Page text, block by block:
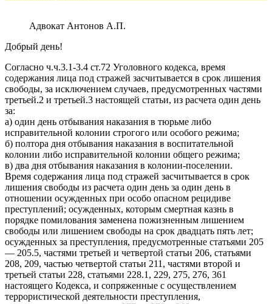
Адвокат Антонов А.П.
Добрый день!
Согласно ч.ч.3.1-3.4 ст.72 Уголовного кодекса, время
содержания лица под стражей засчитывается в срок лишения
свободы, за исключением случаев, предусмотренных частями
третьей.2 и третьей.3 настоящей статьи, из расчета один день
за:
а) один день отбывания наказания в тюрьме либо
исправительной колонии строгого или особого режима;
б) полтора дня отбывания наказания в воспитательной
колонии либо исправительной колонии общего режима;
в) два дня отбывания наказания в колонии-поселении.
Время содержания лица под стражей засчитывается в срок
лишения свободы из расчета один день за один день в
отношении осужденных при особо опасном рецидиве
преступлений; осужденных, которым смертная казнь в
порядке помилования заменена пожизненным лишением
свободы или лишением свободы на срок двадцать пять лет;
осужденных за преступления, предусмотренные статьями 205
— 205.5, частями третьей и четвертой статьи 206, статьями
208, 209, частью четвертой статьи 211, частями второй и
третьей статьи 228, статьями 228.1, 229, 275, 276, 361
настоящего Кодекса, и сопряженные с осуществлением
террористической деятельности преступления,